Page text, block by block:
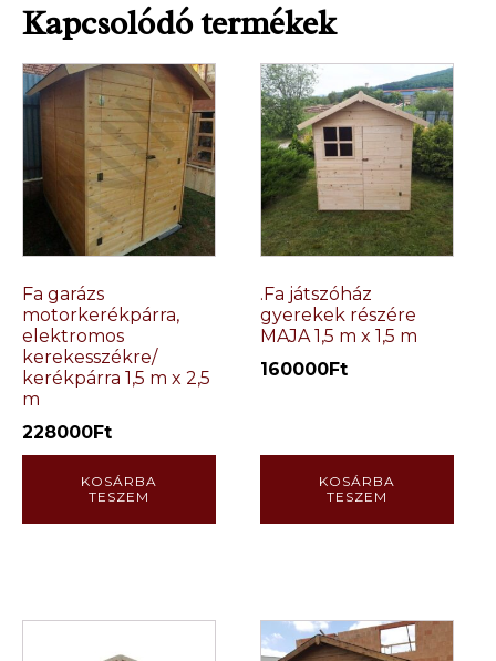
Kapcsolódó termékek
Fa garázs
motorkerékpárra,
elektromos
kerekesszékre/
kerékpárra 1,5 m x 2,5
m
228000Ft
KOSÁRBA
TESZEM
.Fa játszóház
gyerekek részére
MAJA 1,5 m x 1,5 m
160000Ft
KOSÁRBA
TESZEM